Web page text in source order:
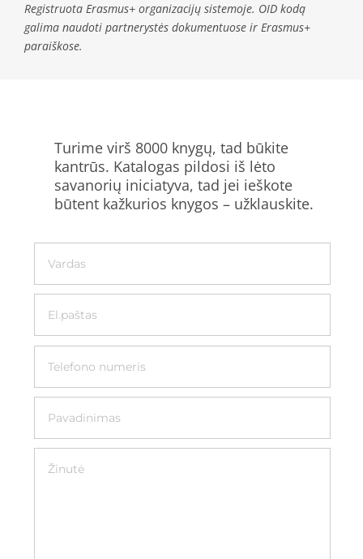
Registruota Erasmus+ organizacijų sistemoje. OID kodą
galima naudoti partnerystės dokumentuose ir Erasmus+
paraiškose.
Turime virš 8000 knygų, tad būkite
kantrūs. Katalogas pildosi iš lėto
savanorių iniciatyva, tad jei ieškote
būtent kažkurios knygos – užklauskite.